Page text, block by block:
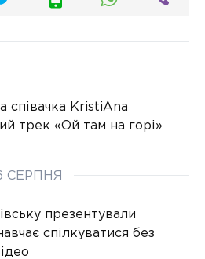
співачка KristiAna
трек «Ой там на горі»
СЕРПНЯ
презентували
спілкуватися без